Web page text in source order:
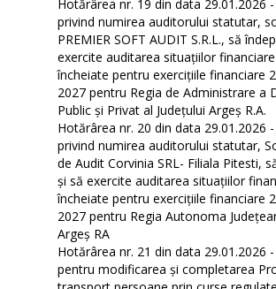
Hotărârea nr. 19 din data 29.01.2026
privind numirea auditorului statutar,
PREMIER SOFT AUDIT S.R.L., să
exercite auditarea situațiilor
încheiate pentru exercițiile financiare
2027 pentru Regia de Administrare a
Public și Privat al Județului Argeș R.A.
Hotărârea nr. 20 din data 29.01.2026
privind numirea auditorului statutar,
de Audit Corvinia SRL- Filiala Pitesti,
și să exercite auditarea situațiilor
încheiate pentru exercițiile financiare
2027 pentru Regia Autonoma
Argeș RA
Hotărârea nr. 21 din data 29.01.2026
pentru modificarea și completarea